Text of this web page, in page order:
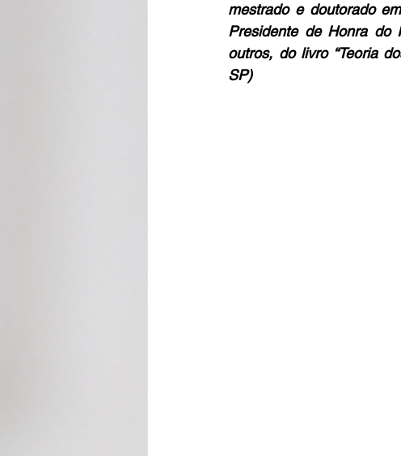
Nonato Costa - Coluna Patrimônio
mestrado e doutorado
Presidente de Honra do
outros, do livro “Teoria
SP)